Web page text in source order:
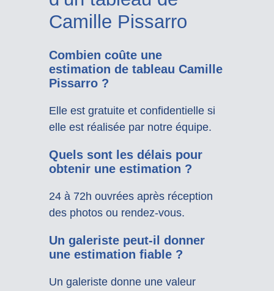
Camille Pissarro
Combien coûte une
estimation de tableau Camille
Pissarro ?
Elle est gratuite et confidentielle si
elle est réalisée par notre équipe.
Quels sont les délais pour
obtenir une estimation ?
24 à 72h ouvrées après réception
des photos ou rendez-vous.
Un galeriste peut-il donner
une estimation fiable ?
Un galeriste donne une valeur